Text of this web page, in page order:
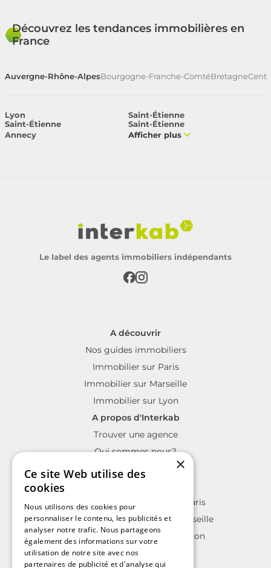
Découvrez les tendances immobilières en
France
Auvergne-Rhône-AlpesBourgogne-Franche-ComtéBretagne
Lyon
Saint-Étienne
Saint-Étienne
Saint-Étienne
Annecy
Afficher plus
Le label des agents immobiliers indépendants
A découvrir
Nos guides immobiliers
Immobilier sur Paris
Immobilier sur Marseille
Immobilier sur Lyon
A propos d'Interkab
Trouver une agence
Qui sommes nous?
La charte Interkab
Annonces immobilières sur Paris
Annonces immobilières sur Marseille
Annonces immobilières sur Lyon
×
Ce site Web utilise des
cookies
Nous utilisons des cookies pour
personnaliser le contenu, les publicités et
analyser notre trafic. Nous partageons
également des informations sur votre
utilisation de notre site avec nos
partenaires de publicité et d'analyse qui